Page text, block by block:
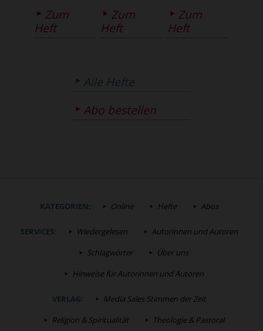
Zum
Heft
Zum
Heft
Zum
Heft
Alle Hefte
Abo bestellen
KATEGORIEN: Online Hefte Abos
SERVICES: Wiedergelesen
Autorinnen und Autoren
Schlagwörter
Über uns
Hinweise für Autorinnen und Autoren
VERLAG:
Media Sales Stimmen der Zeit
Religion & Spiritualität
Theologie & Pastoral